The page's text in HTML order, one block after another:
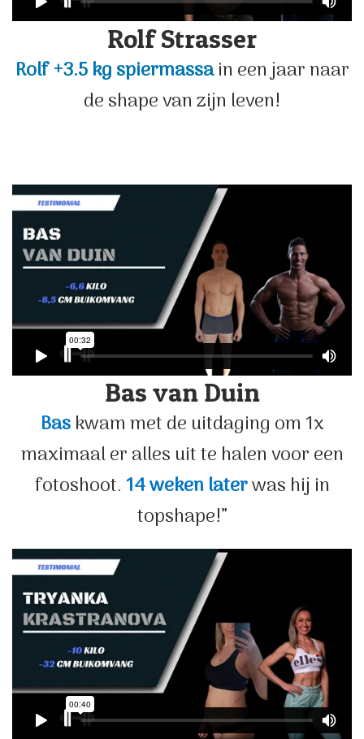
Rolf Strasser
Rolf +3.5 kg spiermassain een jaar naar
de shape van zijn leven!
Bas van Duin
Baskwam met de uitdaging om 1x
maximaal er alles uit te halen voor een
fotoshoot.14 weken laterwas hij in
topshape!”